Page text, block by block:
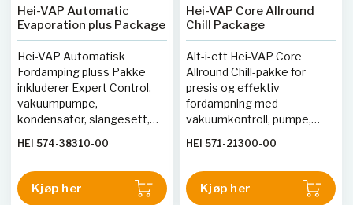
Hei-VAP Automatic
Evaporation plus Package
Hei-VAP Automatisk
Fordamping pluss Pakke
inkluderer Expert Control,
vakuumpumpe,
kondensator, slangesett,
AUTOaccurate-sensor.
HEI 574-38310-00
Kjøp her
Hei-VAP Core Allround
Chill Package
Alt-i-ett Hei-VAP Core
Allround Chill-pakke for
presis og effektiv
fordampning med
vakuumkontroll, pumpe,
HEI 571-21300-00
Kjøp her